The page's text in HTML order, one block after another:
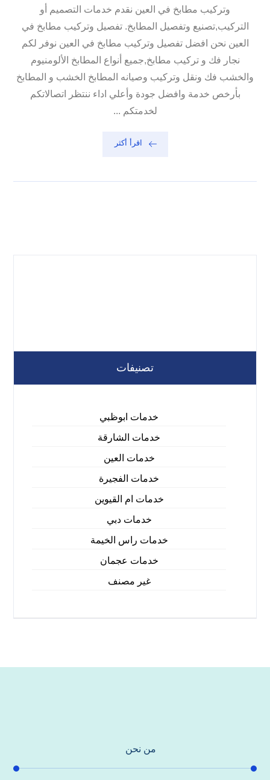
وتركيب مطابخ في العين نقدم خدمات التصميم أو
التركيب,تصنيع وتفصيل المطابخ. تفصيل وتركيب مطابخ في
العين نحن افضل تفصيل وتركيب مطابخ في العين نوفر لكم
نجار فك و تركيب مطابخ,جميع أنواع المطابخ الألومنيوم
والخشب فك ونقل وتركيب وصيانه المطابخ الخشب و المطابخ
بأرخص خدمة وافضل جودة وأعلي اداء ننتظر اتصالاتكم
لخدمتكم ...
اقرأ أكثر
تصنيفات
خدمات ابوظبي
خدمات الشارقة
خدمات العين
خدمات الفجيرة
خدمات ام القيوين
خدمات دبي
خدمات راس الخيمة
خدمات عجمان
غير مصنف
من نحن